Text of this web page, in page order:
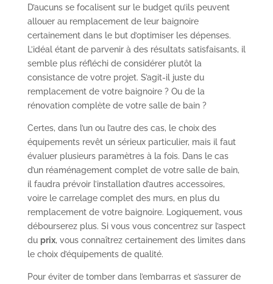
D’aucuns se focalisent sur le budget qu’ils peuvent
allouer au remplacement de leur baignoire
certainement dans le but d’optimiser les dépenses.
L’idéal étant de parvenir à des résultats satisfaisants, il
semble plus réfléchi de considérer plutôt la
consistance de votre projet. S’agit-il juste du
remplacement de votre baignoire ? Ou de la
rénovation complète de votre salle de bain ?
Certes, dans l’un ou l’autre des cas, le choix des
équipements revêt un sérieux particulier, mais il faut
évaluer plusieurs paramètres à la fois. Dans le cas
d’un réaménagement complet de votre salle de bain,
il faudra prévoir l’installation d’autres accessoires,
voire le carrelage complet des murs, en plus du
remplacement de votre baignoire. Logiquement, vous
débourserez plus. Si vous vous concentrez sur l’aspect
du prix, vous connaîtrez certainement des limites dans
le choix d’équipements de qualité.
Pour éviter de tomber dans l’embarras et s’assurer de